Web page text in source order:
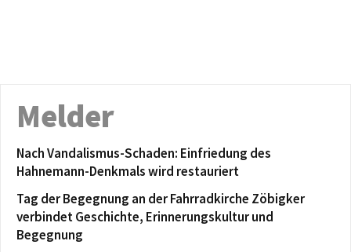
Melder
Nach Vandalismus-Schaden: Einfriedung des
Hahnemann-Denkmals wird restauriert
Tag der Begegnung an der Fahrradkirche Zöbigker
verbindet Geschichte, Erinnerungskultur und
Begegnung